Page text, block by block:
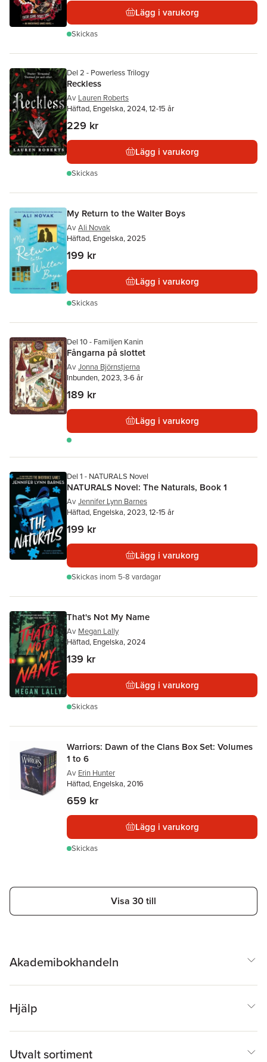
Lägg i varukorg
Skickas
Del 2 - Powerless Trilogy
Reckless
Av Lauren Roberts
Häftad, Engelska, 2024, 12-15 år
229 kr
Lägg i varukorg
Skickas
My Return to the Walter Boys
Av Ali Novak
Häftad, Engelska, 2025
199 kr
Lägg i varukorg
Skickas
Del 10 - Familjen Kanin
Fångarna på slottet
Av Jonna Björnstjerna
Inbunden, 2023, 3-6 år
189 kr
Lägg i varukorg
Del 1 - NATURALS Novel
NATURALS Novel: The Naturals, Book 1
Av Jennifer Lynn Barnes
Häftad, Engelska, 2023, 12-15 år
199 kr
Lägg i varukorg
Skickas inom 5-8 vardagar
That's Not My Name
Av Megan Lally
Häftad, Engelska, 2024
139 kr
Lägg i varukorg
Skickas
Warriors: Dawn of the Clans Box Set: Volumes
1 to 6
Av Erin Hunter
Häftad, Engelska, 2016
659 kr
Lägg i varukorg
Skickas
Visa 30 till
Akademibokhandeln
Hjälp
Utvalt sortiment